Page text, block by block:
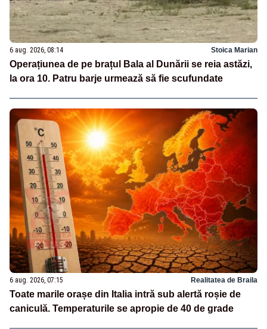
6 aug. 2026, 08:14 Stoica Marian
Operațiunea de pe brațul Bala al Dunării se reia astăzi,
la ora 10. Patru barje urmează să fie scufundate
6 aug. 2026, 07:15 Realitatea de Braila
Toate marile orașe din Italia intră sub alertă roșie de
caniculă. Temperaturile se apropie de 40 de grade